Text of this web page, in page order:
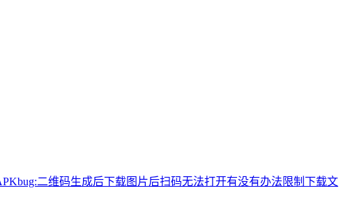
bug:二维码生成后下载图片后扫码无法打开有没有办法限制下载文